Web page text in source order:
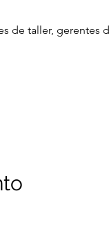
de taller, gerentes